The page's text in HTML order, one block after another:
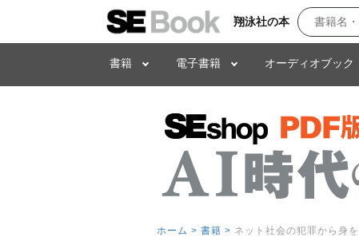
翔泳社の本
書籍 電子書籍 オーディオブック
ホーム > 書籍 > ネット社会の犯罪から身